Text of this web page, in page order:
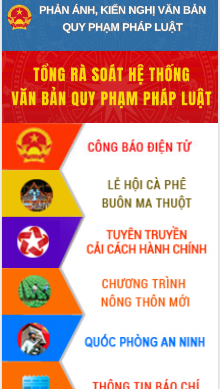
Ngành cá ngừ Đắk Lắk chủ động thích
ứng để giữ vững thị trường xuất khẩu
Diễn đàn Kinh tế tư nhân Việt Nam đột
Đề án 06 tạo bước ngoặt đột phá trong
cải cách hành chính tỉnh Đắk Lắk
Kết nối tour, đẩy mạnh chuyển đổi số
để phát triển du lịch Đắk Lắk
Khởi động Dự án Đầu tư xây dựng hạ
tầng kỹ thuật Cụm công nghiệp Tân
Tiến
Gặp mặt các cơ quan báo chí nhân Kỷ
niệm 101 năm Ngày Báo chí Cách
mạng Việt Nam
Đắk Lắk sơ kết 4 năm triển khai thực
hiện Đề án 06 của Chính phủ
Họp báo thông tin về Hội nghị Công bố
Quy hoạch và Xúc tiến đầu tư tỉnh Đắk
Khơi thông điểm nghẽn, đẩy nhanh
giải ngân vốn khắc phục thiên tai
HĐND tỉnh thông qua điều chỉnh Quy
hoạch tỉnh thời kỳ 2021-2030
Hội thảo góp ý hồ sơ điều chỉnh quy
hoạch tỉnh Đắk Lắk thời kỳ 2021-2030,
tầm nhìn đến năm 2050
Nâng cao hiệu quả hoạt động của các
doanh nghiệp nhà nước
Hội nghị triển khai kết nối mạng
truyền số liệu chuyên dùng phục vụ cơ
quan Đảng, Nhà nước
Lễ phát động chuỗi hoạt động chung
tay làm sạch môi trường
Xã Ea Kar bước chuyển mình trong
công tác cải cách hành chính mô hình